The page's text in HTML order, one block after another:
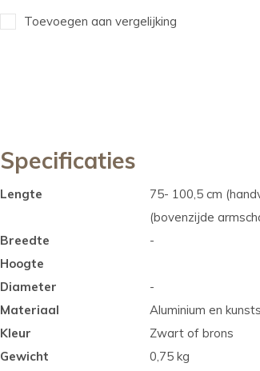
Toevoegen aan vergelijking
Specificaties
Lengte
75- 100,5 cm
(bovenzijde
Breedte
-
Hoogte
Diameter
-
Materiaal
Aluminium en
Kleur
Zwart of brons
Gewicht
0,75 kg